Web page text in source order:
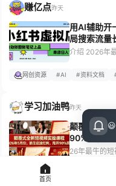
赚亿点昨天
用AI辅助开
局搜索流量
网创资源 AI 资料文档
学习加油鸭昨天
颠覆式全新
90%同行（
学习资料
首页